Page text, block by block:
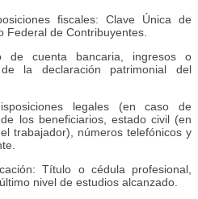
fiscales: Clave Única de
Federal de Contribuyentes.
de cuenta bancaria, ingresos o
la declaración patrimonial del
legales (en caso de
los beneficiarios, estado civil (en
trabajador), números telefónicos y
Título o cédula profesional,
nivel de estudios alcanzado.